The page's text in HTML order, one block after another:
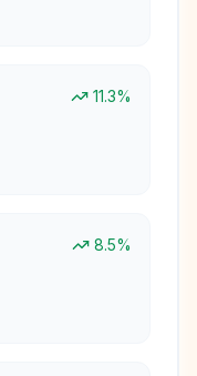
11.3%
8.5%